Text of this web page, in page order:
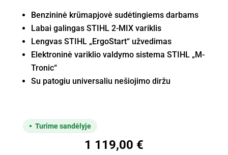
Benzininė krūmapjovė sudėtingiems darbams
Labai galingas STIHL 2-MIX variklis
Lengvas STIHL „ErgoStart“ užvedimas
Elektroninė variklio valdymo sistema STIHL „M-
Tronic“
Su patogiu universaliu nešiojimo diržu
Turime sandėlyje
1 119,00 €